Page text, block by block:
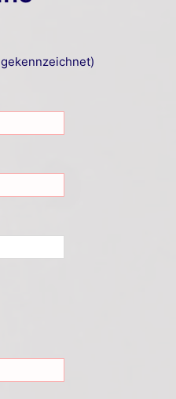
gekennzeichnet)